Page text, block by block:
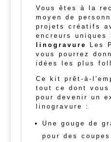
Vous êtes à la
moyen de
projets créatifs
encreurs uniques
linogravure
Les
vous pourrez
idées les plus
Ce kit prêt-à-
tout ce dont vous
pour devenir un
linogravure :
Une gouge de
pour des